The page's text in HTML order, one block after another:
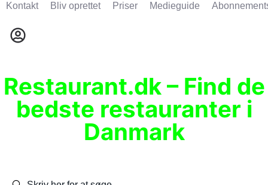
Kontakt Bliv oprettet Priser Medieguide
Restaurant.dk – Find de
bedste restauranter i
Danmark